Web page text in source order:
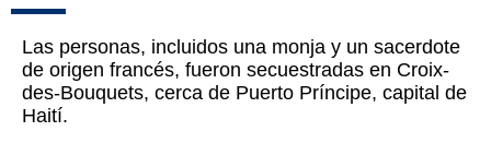
Las personas, incluidos una monja y un sacerdote
de origen francés, fueron secuestradas en Croix-
des-Bouquets, cerca de Puerto Príncipe, capital de
Haití.